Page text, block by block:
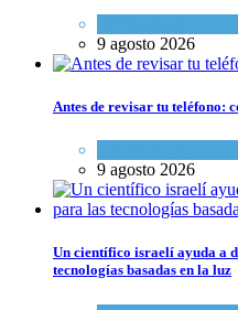
9 agosto 2026
Antes de revisar tu teléfono:
9 agosto 2026
Un científico israelí ayuda a
tecnologías basadas en la luz